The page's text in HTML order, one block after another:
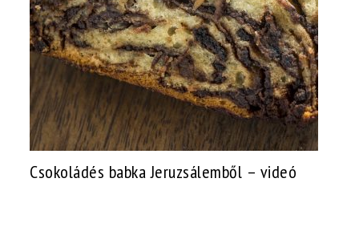
Csokoládés babka Jeruzsálemből – videó